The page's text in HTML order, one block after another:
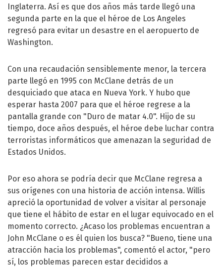
Inglaterra. Así es que dos años más tarde llegó una
segunda parte en la que el héroe de Los Angeles
regresó para evitar un desastre en el aeropuerto de
Washington.
Con una recaudación sensiblemente menor, la tercera
parte llegó en 1995 con McClane detrás de un
desquiciado que ataca en Nueva York. Y hubo que
esperar hasta 2007 para que el héroe regrese a la
pantalla grande con "Duro de matar 4.0". Hijo de su
tiempo, doce años después, el héroe debe luchar contra
terroristas informáticos que amenazan la seguridad de
Estados Unidos.
Por eso ahora se podría decir que McClane regresa a
sus orígenes con una historia de acción intensa. Willis
apreció la oportunidad de volver a visitar al personaje
que tiene el hábito de estar en el lugar equivocado en el
momento correcto. ¿Acaso los problemas encuentran a
John McClane o es él quien los busca? "Bueno, tiene una
atracción hacia los problemas", comentó el actor, "pero
sí, los problemas parecen estar decididos a